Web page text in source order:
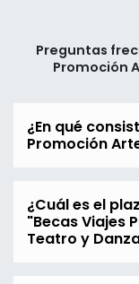
Preguntas
Promoción
¿En qué
Promoción
¿Cuál es el
"Becas Viajes
Teatro y